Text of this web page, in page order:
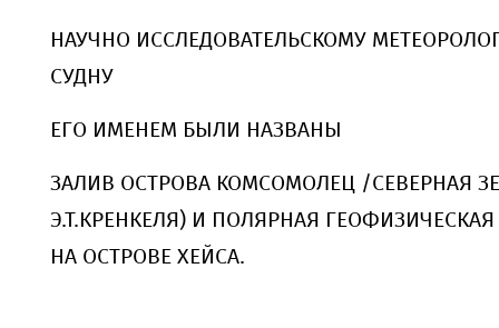
НАУЧНО ИССЛЕДОВАТЕЛЬСКОМУ
СУДНУ
ЕГО ИМЕНЕМ БЫЛИ НАЗВАНЫ
ЗАЛИВ ОСТРОВА КОМСОМОЛЕЦ /СЕВЕРНАЯ
Э.Т.КРЕНКЕЛЯ) И ПОЛЯРНАЯ
НА ОСТРОВЕ ХЕЙСА.